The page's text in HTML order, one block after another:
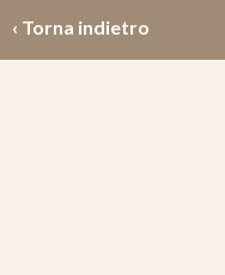
‹ Torna indietro